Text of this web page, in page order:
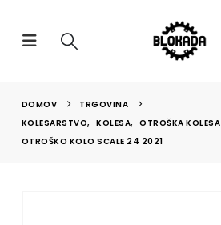
DOMOV
TRGOVINA
KOLESARSTVO, KOLESA,
OTROŠKA KOLESA
OTROŠKO KOLO SCALE 24 2021